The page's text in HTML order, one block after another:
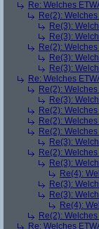
Re: Welches
Re(2):
Re(3):
Re(3):
Re(2):
Re(3):
Re(3):
Re: Welches
Re(2):
Re(3):
Re(2):
Re(2):
Re(2):
Re(3):
Re(2):
Re(3):
Re(4):
Re(3):
Re(3):
Re(4):
Re(2):
Re: Welches